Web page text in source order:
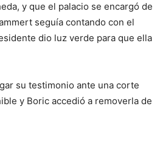
y que el palacio se encargó de
seguía contando con el
dio luz verde para que ella
su testimonio ante una corte
y Boric accedió a removerla de